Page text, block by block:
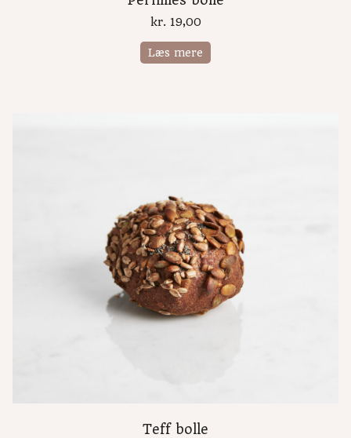
kr. 19,00
Læs mere
Teff bolle